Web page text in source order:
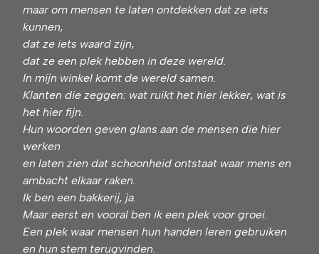
maar om mensen te laten ontdekken dat ze iets
kunnen,
dat ze iets waard zijn,
dat ze een plek hebben in deze wereld.
In mijn winkel komt de wereld samen.
Klanten die zeggen: wat ruikt het hier lekker, wat is
het hier fijn.
Hun woorden geven glans aan de mensen die hier
werken
en laten zien dat schoonheid ontstaat waar mens en
ambacht elkaar raken.
Ik ben een bakkerij, ja.
Maar eerst en vooral ben ik een plek voor groei.
Een plek waar mensen hun handen leren gebruiken
en hun stem terugvinden.